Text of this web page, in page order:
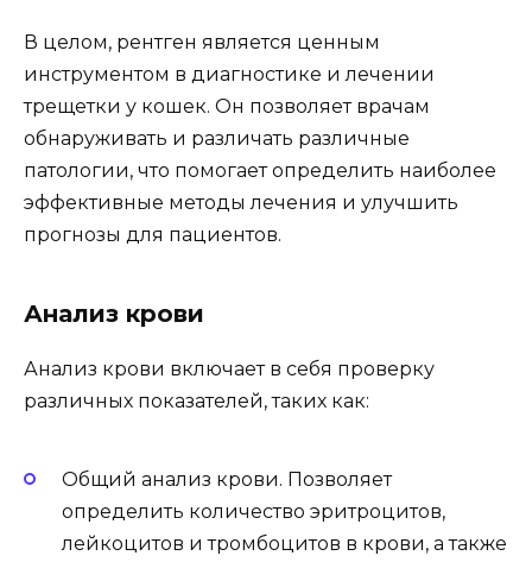
В целом, рентген является ценным
инструментом в диагностике и лечении
трещетки у кошек. Он позволяет врачам
обнаруживать и различать различные
патологии, что помогает определить наиболее
эффективные методы лечения и улучшить
прогнозы для пациентов.
Анализ крови
Анализ крови включает в себя проверку
различных показателей, таких как:
Общий анализ крови. Позволяет
определить количество эритроцитов,
лейкоцитов и тромбоцитов в крови, а также